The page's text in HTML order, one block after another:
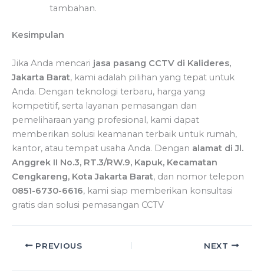
tambahan.
Kesimpulan
Jika Anda mencari jasa pasang CCTV di Kalideres,
Jakarta Barat, kami adalah pilihan yang tepat untuk
Anda. Dengan teknologi terbaru, harga yang
kompetitif, serta layanan pemasangan dan
pemeliharaan yang profesional, kami dapat
memberikan solusi keamanan terbaik untuk rumah,
kantor, atau tempat usaha Anda. Dengan alamat di Jl.
Anggrek II No.3, RT.3/RW.9, Kapuk, Kecamatan
Cengkareng, Kota Jakarta Barat, dan nomor telepon
0851-6730-6616, kami siap memberikan konsultasi
gratis dan solusi pemasangan CCTV
PREVIOUS NEXT